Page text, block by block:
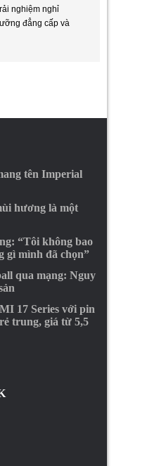
nghiệm nghỉ
đẳng cấp và
tên Imperial
hương là một
“Tôi không bao
gì mình đã chọn”
qua mạng: Nguy
17 Series với pin
trung, giá từ 5,5